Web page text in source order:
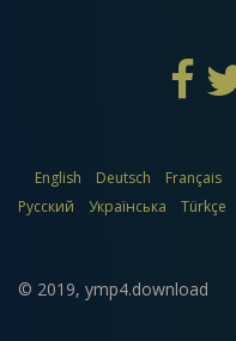
English Deutsch Français
Русский
Українська Türkçe
© 2019, ymp4.download